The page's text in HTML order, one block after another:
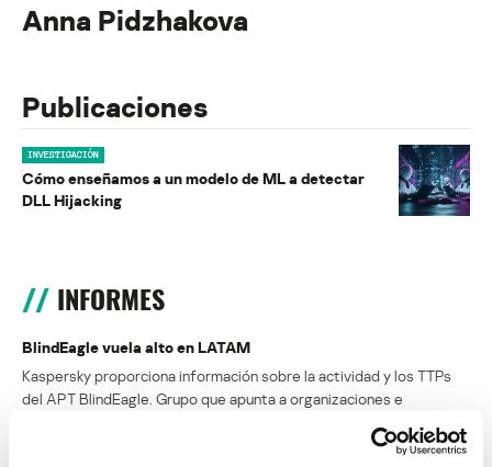
Anna Pidzhakova
Publicaciones
INVESTIGACIÓN
Cómo enseñamos a un modelo de ML a detectar
DLL Hijacking
INFORMES
BlindEagle vuela alto en LATAM
Kaspersky proporciona información sobre la actividad y los TTPs
del APT BlindEagle. Grupo que apunta a organizaciones e